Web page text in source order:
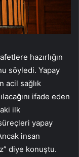
hazırlığın
söyledi. Yapay
acil sağlık
ifade eden
ilk
yapay
insan
diye konuştu.